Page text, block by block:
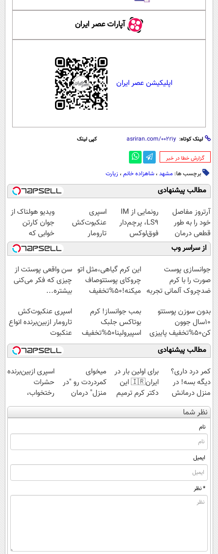
آپارات عصر ایران
اپلیکیشن عصر ایران
لینک کوتاه: کپی لینک
‌گزارش خطا در خبر
برچسب ها: مشهد ، شاهزاده خانم ، زیارت
مطالب پیشنهادی
آرتروز مفاصل
خود را به طور
قطعی درمان
کنید!
◗پرسش‌نامه◖
رونمایی از IM
LS9، پرچم‌دار
فوق‌لوکس
EREV وارد بازار
ایران شد
اسپری
عنکبوت‌‌کش
تارومار
ازبین‌برنده انواع
عنکبوت
ویدیو هولناک از
جوان کارتن
خوابی که
میلیاردر شد.
آموزش رایگان
از سراسر وب
جوانسازی پوست
صورت را با کرم
ضدچروک آلمانی تجربه
این کرم گیاهی،مثل اتو
چروکای پوستتوصاف
میکنه!50%تخفیف
سن واقعی پوستت از
چیزی که فکر می‌کنی
بیشتره...
بدون سوزن پوستتو
10سال جوون
کن50%تخفیف پاییزی
بمب جوانساز! کرم
بوتاکس جلبک
اسپیرولینا50%تخفیف
اسپری عنکبوت‌‌کش
تارومار ازبین‌برنده انواع
عنکبوت
مطالب پیشنهادی
کمر درد داری؟
دیگه بسه! در
منزل درمانش
کن
(◀پرسش‌نامه)
برای اولین بار در
ایران🇮🇷 این
دکتر کرم ترمیم
کننده 23 روزه
ساخت!
میخوای
کمردردت رو "در
منزل" درمان
کنی؟ (◂فیلم +
◂پرسش‌نامه)
اسپری ازبین‌برنده
حشرات
رختخواب،
مناسب برای
مقابله با انواع
نظر شما
نام
ایمیل
* نظر